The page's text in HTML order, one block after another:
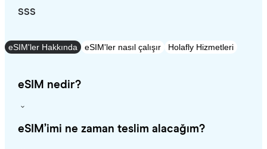
SSS
eSIM'ler Hakkında eSIM'ler nasıl çalışır Holafly Hizmetleri
eSIM nedir?
eSIM’imi ne zaman teslim alacağım?